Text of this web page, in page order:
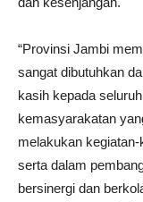
“Provinsi Jambi
sangat dibutuhkan
kasih kepada
kemasyarakatan
melakukan
serta dalam
bersinergi dan